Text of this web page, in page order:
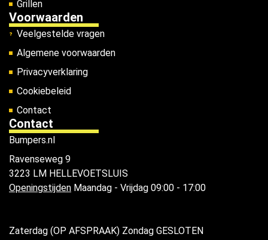
Grillen
Voorwaarden
Veelgestelde vragen
Algemene voorwaarden
Privacyverklaring
Cookiebeleid
Contact
Contact
Bumpers.nl
Ravenseweg 9
3223 LM HELLEVOETSLUIS
Openingstijden Maandag - Vrijdag 09:00 - 17:00
Zaterdag (OP AFSPRAAK) Zondag GESLOTEN